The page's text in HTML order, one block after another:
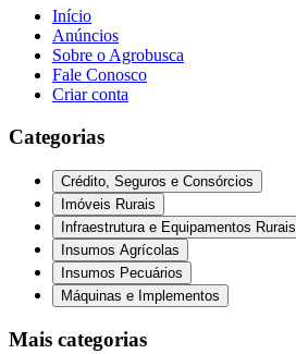
Início
Anúncios
Sobre o Agrobusca
Fale Conosco
Criar conta
Categorias
Crédito, Seguros e Consórcios
Imóveis Rurais
Infraestrutura e Equipamentos Rurais
Insumos Agrícolas
Insumos Pecuários
Máquinas e Implementos
Mais categorias